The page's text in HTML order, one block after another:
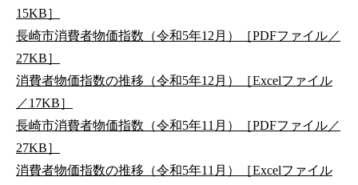
15KB］
長崎市消費者物価指数（令和5年12月）［PDFファイル／
27KB］
消費者物価指数の推移（令和5年12月）［Excelファイル
／17KB］
長崎市消費者物価指数（令和5年11月）［PDFファイル／
27KB］
消費者物価指数の推移（令和5年11月）［Excelファイル